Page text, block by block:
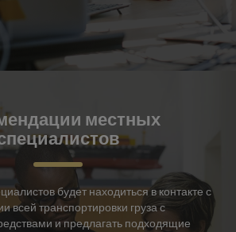
местных
будет находиться в контакте с
всей транспортировки груза с
и предлагать подходящие